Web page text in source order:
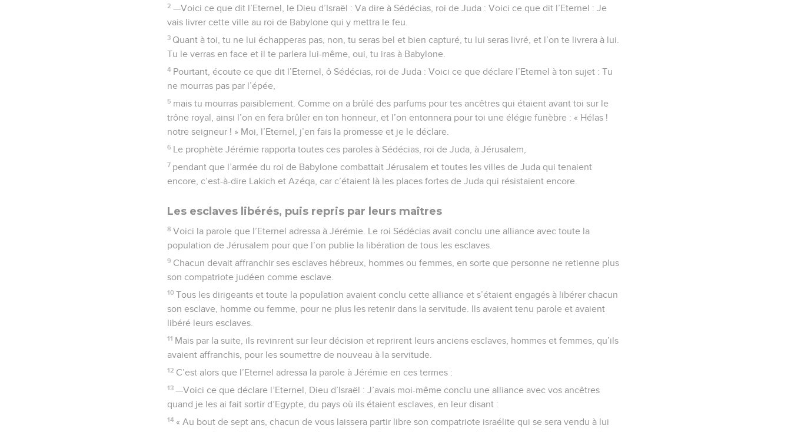
2 —Voici ce que dit l’Eternel, le Dieu d’Israël : Va dire à Sédécias, roi de Juda : Voici ce que dit l’Eternel : Je
vais livrer cette ville au roi de Babylone qui y mettra le feu.
3 Quant à toi, tu ne lui échapperas pas, non, tu seras bel et bien capturé, tu lui seras livré, et l’on te livrera à lui.
Tu le verras en face et il te parlera lui-même, oui, tu iras à Babylone.
4 Pourtant, écoute ce que dit l’Eternel, ô Sédécias, roi de Juda : Voici ce que déclare l’Eternel à ton sujet : Tu
ne mourras pas par l’épée,
5 mais tu mourras paisiblement. Comme on a brûlé des parfums pour tes ancêtres qui étaient avant toi sur le
trône royal, ainsi l’on en fera brûler en ton honneur, et l’on entonnera pour toi une élégie funèbre : « Hélas !
notre seigneur ! » Moi, l’Eternel, j’en fais la promesse et je le déclare.
6 Le prophète Jérémie rapporta toutes ces paroles à Sédécias, roi de Juda, à Jérusalem,
7 pendant que l’armée du roi de Babylone combattait Jérusalem et toutes les villes de Juda qui tenaient
encore, c’est-à-dire Lakich et Azéqa, car c’étaient là les places fortes de Juda qui résistaient encore.
Les esclaves libérés, puis repris par leurs maîtres
8 Voici la parole que l’Eternel adressa à Jérémie. Le roi Sédécias avait conclu une alliance avec toute la
population de Jérusalem pour que l’on publie la libération de tous les esclaves.
9 Chacun devait affranchir ses esclaves hébreux, hommes ou femmes, en sorte que personne ne retienne plus
son compatriote judéen comme esclave.
10 Tous les dirigeants et toute la population avaient conclu cette alliance et s’étaient engagés à libérer chacun
son esclave, homme ou femme, pour ne plus les retenir dans la servitude. Ils avaient tenu parole et avaient
libéré leurs esclaves.
11 Mais par la suite, ils revinrent sur leur décision et reprirent leurs anciens esclaves, hommes et femmes, qu’ils
avaient affranchis, pour les soumettre de nouveau à la servitude.
12 C’est alors que l’Eternel adressa la parole à Jérémie en ces termes :
13 —Voici ce que déclare l’Eternel, Dieu d’Israël : J’avais moi-même conclu une alliance avec vos ancêtres
quand je les ai fait sortir d’Egypte, du pays où ils étaient esclaves, en leur disant :
14 « Au bout de sept ans, chacun de vous laissera partir libre son compatriote israélite qui se sera vendu à lui